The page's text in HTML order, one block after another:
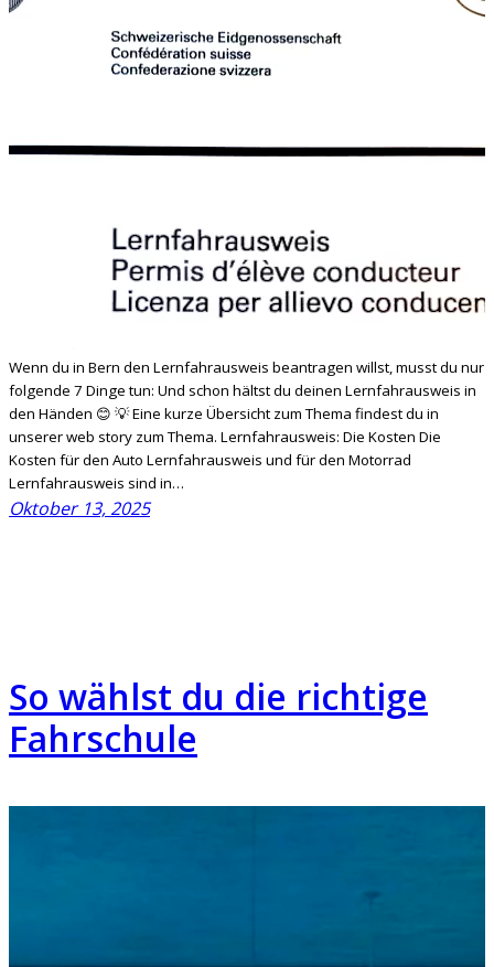
Wenn du in Bern den Lernfahrausweis beantragen willst, musst du nur
folgende 7 Dinge tun: Und schon hältst du deinen Lernfahrausweis in
den Händen 😊 💡 Eine kurze Übersicht zum Thema findest du in
unserer web story zum Thema. Lernfahrausweis: Die Kosten Die
Kosten für den Auto Lernfahrausweis und für den Motorrad
Lernfahrausweis sind in…
Oktober 13, 2025
So wählst du die richtige
Fahrschule